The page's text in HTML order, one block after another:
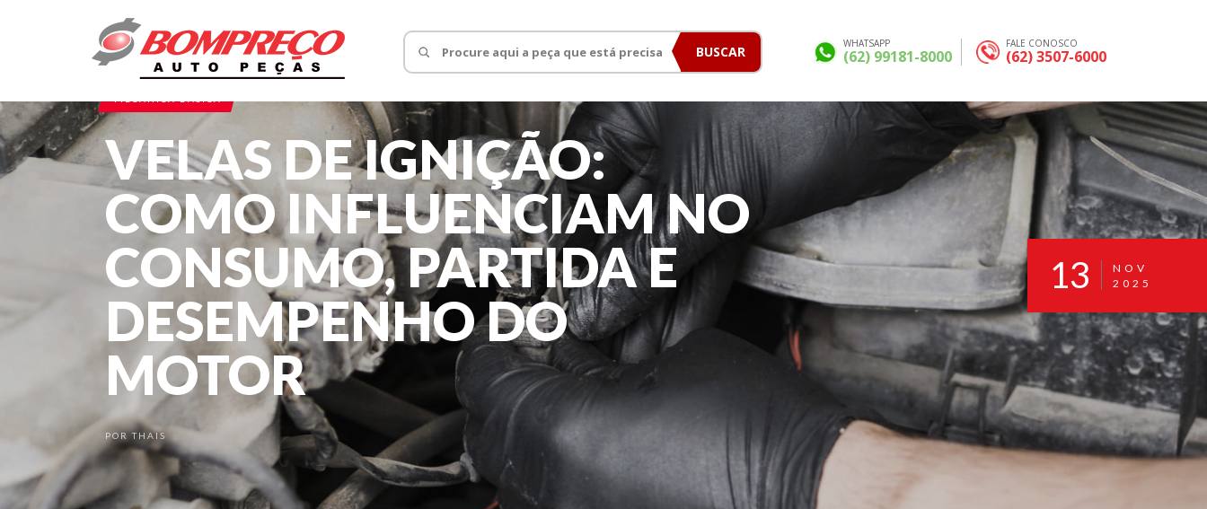
BUSCAR WHATSAPP
(62) 99181-8000
FALE CONOSCO
(62) 3507-6000
VELAS DE IGNIÇÃO:
COMO INFLUENCIAM NO
CONSUMO, PARTIDA E
DESEMPENHO DO
MOTOR
PORTHAIS
13
NOV
2025